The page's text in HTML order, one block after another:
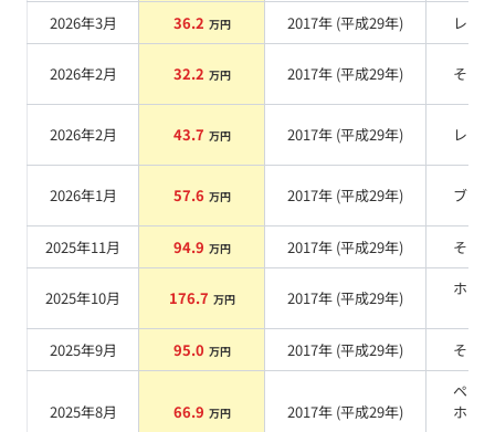
2026年3月
36.2 万円 2017年 (平成29年) レッド
2026年2月 32.2 万円 2017年 (平成29年) その他
2026年2月 43.7 万円 2017年 (平成29年) レッド
2026年1月 57.6 万円 2017年 (平成29年) ブルー
2025年11月 94.9 万円 2017年 (平成29年) その他
2025年10月 176.7 万円 2017年 (平成29年)
ホワ
2025年9月
95.0 万円 2017年 (平成29年) その他
2025年8月 66.9 万円 2017年 (平成29年)
ペッ
ホワ